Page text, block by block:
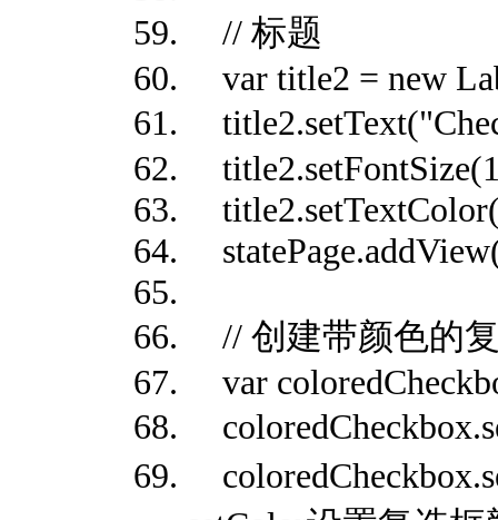
// 标题
var title2 = new
// 创建带颜色的
var